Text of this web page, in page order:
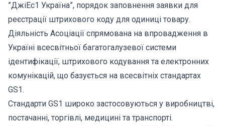
”ДжіЕс1 Україна”, порядок заповнення заявки для
реєстрації штрихового коду для одиниці товару.
Діяльність Асоціації спрямована на впровадження в
Україні всесвітньої багатогалузевої системи
ідентифікації, штрихового кодування та електронних
комунікацій, що базується на всесвітніх стандартах
GS1.
Стандарти GS1 широко застосовуються у виробництві,
постачанні, торгівлі, медицині та транспорті.